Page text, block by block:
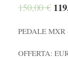
150,00€
PEDALE MXR
OFFERTA: